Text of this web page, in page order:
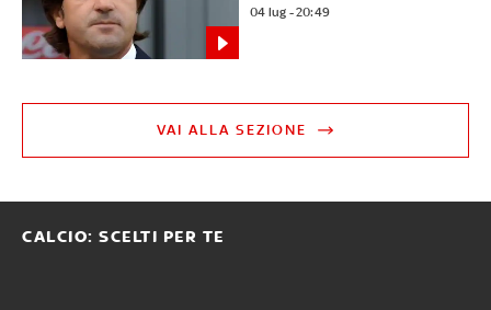
04 lug - 20:49
VAI ALLA SEZIONE
CALCIO: SCELTI PER TE